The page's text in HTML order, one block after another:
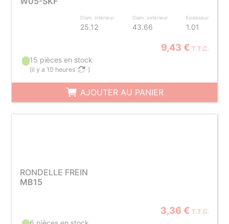
Diam. intérieur
25.12
Diam. extérieur
43.66
Epaisseur
1.01
9,43 € T.T.C.
15 pièces en stock
(il y a 10 heures )
AJOUTER AU PANIER
RONDELLE FREIN
MB15
3,36 € T.T.C.